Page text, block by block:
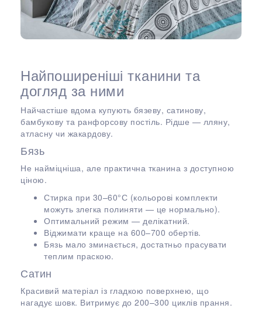
Найпоширеніші тканини та
догляд за ними
Найчастіше вдома купують бязеву, сатинову,
бамбукову та ранфорсову постіль. Рідше — лляну,
атласну чи жакардову.
Бязь
Не найміцніша, але практична тканина з доступною
ціною.
Стирка при 30–60°С (кольорові комплекти
можуть злегка полиняти — це нормально).
Оптимальний режим — делікатний.
Віджимати краще на 600–700 обертів.
Бязь мало зминається, достатньо прасувати
теплим праскою.
Сатин
Красивий матеріал із гладкою поверхнею, що
нагадує шовк. Витримує до 200–300 циклів прання.